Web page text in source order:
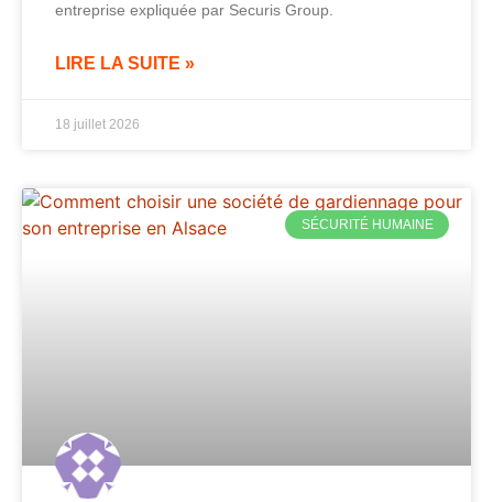
entreprise expliquée par Securis Group.
LIRE LA SUITE »
18 juillet 2026
SÉCURITÉ HUMAINE